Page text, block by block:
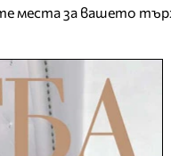
места за вашето